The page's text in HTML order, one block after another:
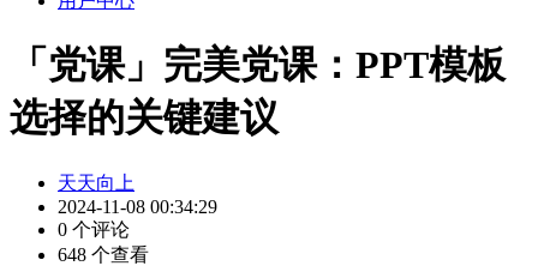
「党课」完美党课：PPT模板
选择的关键建议
天天向上
2024-11-08 00:34:29
0 个评论
648 个查看